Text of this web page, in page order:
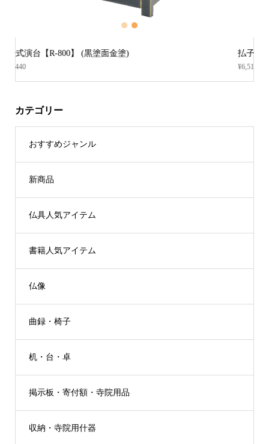
払子収納袋 (高倉錦)
1 2
カテゴリー
おすすめジャンル
新商品
仏具人気アイテム
書籍人気アイテム
仏像
曲録・椅子
机・台・卓
掲示板・寄付額・寺院用品
収納・寺院用什器